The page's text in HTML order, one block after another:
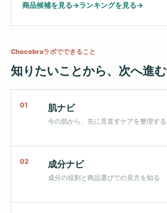
商品候補を見る→ランキングを見る→
Chocobraラボでできること
知りたいことから、次へ進む
01 肌ナビ
今の肌から、先に見直すケアを整理する
02 成分ナビ
成分の役割と商品選びでの見方を知る